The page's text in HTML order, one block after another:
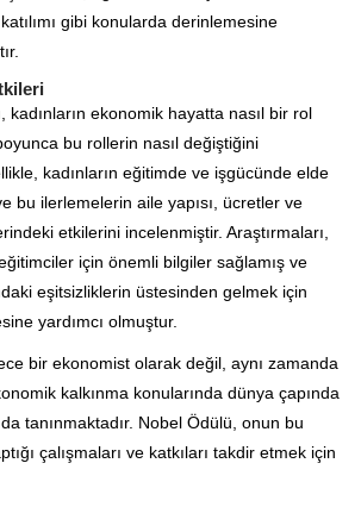
gibi konularda derinlemesine
kadınların ekonomik hayatta nasıl bir rol
bu rollerin nasıl değiştiğini
kadınların eğitimde ve işgücünde elde
bu ilerlemelerin aile yapısı, ücretler ve
etkilerini incelenmiştir. Araştırmaları,
için önemli bilgiler sağlamış ve
eşitsizliklerin üstesinden gelmek için
yardımcı olmuştur.
bir ekonomist olarak değil, aynı zamanda
kalkınma konularında dünya çapında
tanınmaktadır. Nobel Ödülü, onun bu
çalışmaları ve katkıları takdir etmek için